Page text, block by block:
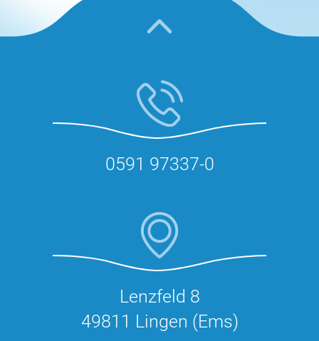
0591 97337-0
Lenzfeld 8
49811 Lingen (Ems)